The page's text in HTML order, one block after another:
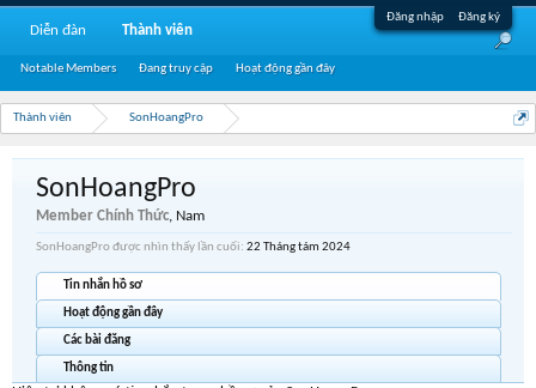
Đăng nhập Đăng ký
Thành viên SonHoangPro
SonHoangPro
Member Chính Thức, Nam
SonHoangPro được nhìn thấy lần cuối: 22 Tháng tám 2024
Tin nhắn hồ sơ
Hoạt động gần đây
Các bài đăng
Thông tin
Diễn đàn Thành viên
Notable Members Đang truy cập Hoạt động gần đây